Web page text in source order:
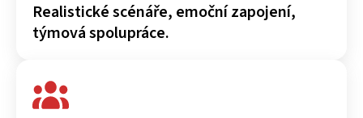
Realistické scénáře, emoční zapojení,
týmová spolupráce.